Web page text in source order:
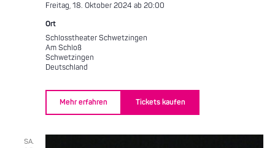
Freitag, 18. Oktober 2024 ab 20:00
Ort
Schlosstheater Schwetzingen
Am Schloß
Schwetzingen
Deutschland
Mehr erfahren Tickets kaufen
SA.